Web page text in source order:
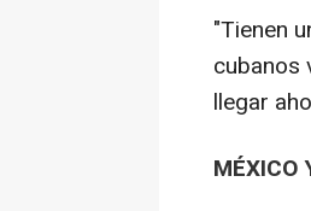
"Tienen
cubanos
llegar
MÉXICO